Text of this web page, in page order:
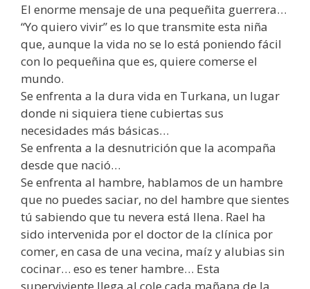
El enorme mensaje de una pequeñita guerrera…
“Yo quiero vivir” es lo que transmite esta niña
que, aunque la vida no se lo está poniendo fácil
con lo pequeñina que es, quiere comerse el
mundo.
Se enfrenta a la dura vida en Turkana, un lugar
donde ni siquiera tiene cubiertas sus
necesidades más básicas…
Se enfrenta a la desnutrición que la acompaña
desde que nació…
Se enfrenta al hambre, hablamos de un hambre
que no puedes saciar, no del hambre que sientes
tú sabiendo que tu nevera está llena. Rael ha
sido intervenida por el doctor de la clínica por
comer, en casa de una vecina, maíz y alubias sin
cocinar… eso es tener hambre… Esta
superviviente llega al cole cada mañana de la